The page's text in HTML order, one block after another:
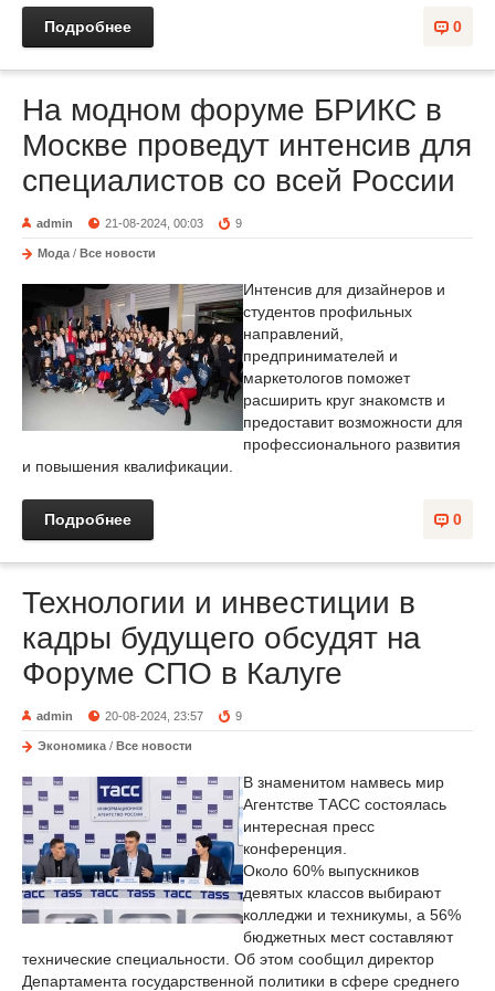
0
Подробнее
На модном форуме БРИКС в
Москве проведут интенсив для
специалистов со всей России
admin 21-08-2024, 00:03 9
Мода / Все новости
Интенсив для дизайнеров и
студентов профильных
направлений,
предпринимателей и
маркетологов поможет
расширить круг знакомств и
предоставит возможности для
профессионального развития
и повышения квалификации.
0
Подробнее
Технологии и инвестиции в
кадры будущего обсудят на
Форуме СПО в Калуге
admin 20-08-2024, 23:57 9
Экономика / Все новости
В знаменитом намвесь мир
Агентстве ТАСС состоялась
интересная пресс
конференция.
Около 60% выпускников
девятых классов выбирают
колледжи и техникумы, а 56%
бюджетных мест составляют
технические специальности. Об этом сообщил директор
Департамента государственной политики в сфере среднего